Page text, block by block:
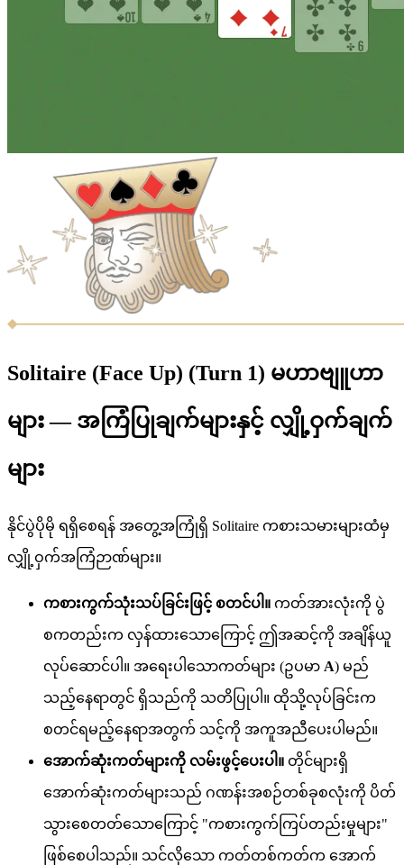
Solitaire (Face Up) (Turn 1) မဟာဗျူဟာ
များ — အကြံပြုချက်များနှင့် လျှို့ဝှက်ချက်
များ
နိုင်ပွဲပိုမို ရရှိစေရန် အတွေ့အကြုံရှိ Solitaire ကစားသမားများထံမှ
လျှို့ဝှက်အကြံဉာဏ်များ။
ကစားကွက်သုံးသပ်ခြင်းဖြင့် စတင်ပါ။ ကတ်အားလုံးကို ပွဲ
စကတည်းက လှန်ထားသောကြောင့် ဤအဆင့်ကို အချိန်ယူ
လုပ်ဆောင်ပါ။ အရေးပါသောကတ်များ (ဥပမာ A) မည်
သည့်နေရာတွင် ရှိသည်ကို သတိပြုပါ။ ထိုသို့လုပ်ခြင်းက
စတင်ရမည့်နေရာအတွက် သင့်ကို အကူအညီပေးပါမည်။
အောက်ဆုံးကတ်များကို လမ်းဖွင့်ပေးပါ။ တိုင်များရှိ
အောက်ဆုံးကတ်များသည် ဂဏန်းအစဉ်တစ်ခုစလုံးကို ပိတ်
သွားစေတတ်သောကြောင့် "ကစားကွက်ကြပ်တည်းမှုများ"
ဖြစ်စေပါသည်။ သင်လိုသော ကတ်တစ်ကတ်က အောက်